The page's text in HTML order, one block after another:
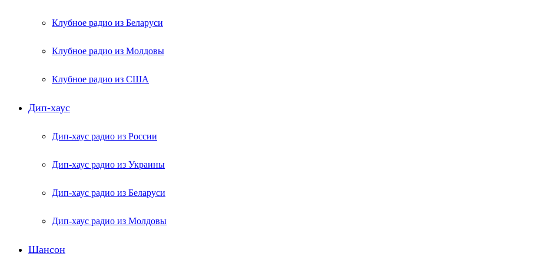
Клубное радио из Беларуси
Клубное радио из Молдовы
Клубное радио из США
Дип-хаус
Дип-хаус радио из России
Дип-хаус радио из Украины
Дип-хаус радио из Беларуси
Дип-хаус радио из Молдовы
Шансон